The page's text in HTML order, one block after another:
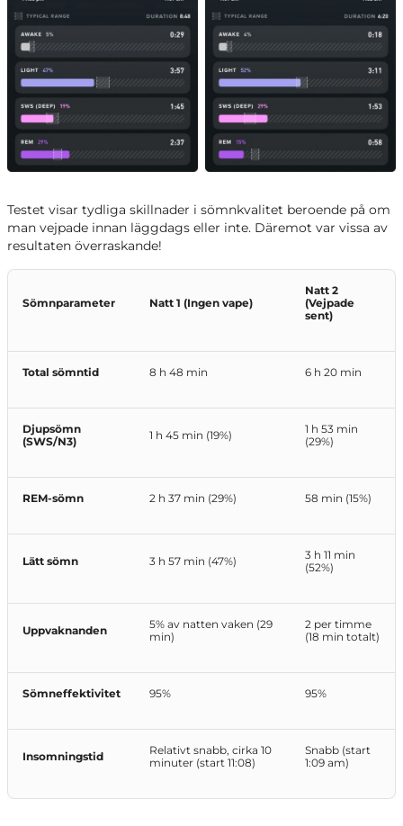
Testet visar tydliga skillnader i sömnkvalitet beroende på om
man vejpade innan läggdags eller inte. Däremot var vissa av
resultaten överraskande!
Sömnparameter Natt 1 (Ingen vape)
Natt 2
(Vejpade
sent)
Total sömntid 8 h 48 min 6 h 20 min
Djupsömn
(SWS/N3)
1 h 45 min (19%)
1 h 53 min
(29%)
REM-sömn 2 h 37 min (29%) 58 min (15%)
Lätt sömn 3 h 57 min (47%)
3 h 11 min
(52%)
Uppvaknanden
5% av natten vaken (29
min)
2 per timme
(18 min totalt)
Sömneffektivitet 95% 95%
Insomningstid
Relativt snabb, cirka 10
minuter (start 11:08)
Snabb (start
1:09 am)